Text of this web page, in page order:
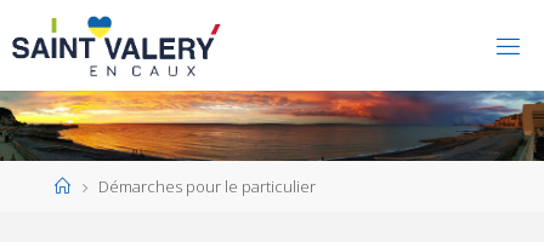
HomeDémarches pour le particulier